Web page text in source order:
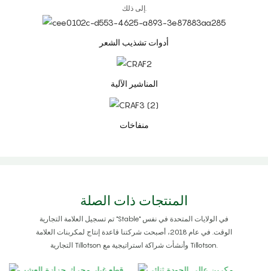
إلى ذلك.
أدوات تشذيب الشعر
المناشير الآلية
منفاخات
المنتجات ذات الصلة
تم تسجيل العلامة التجارية "Stable" في الولايات المتحدة في نفس
الوقت. في عام 2018، أصبحت شركتنا قاعدة إنتاج لمكربنات العلامة
التجارية Tillotson وأنشأت شراكة استراتيجية مع Tillotson.